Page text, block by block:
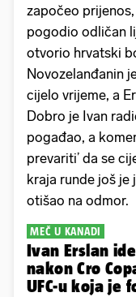
započeo
pogodio odličan
otvorio hrvatski
Novozelanđanin
cijelo vrijeme, a
Dobro je Ivan
pogađao, a
prevariti’ da se
kraja runde još
otišao na odmor.
MEČ U KANADI
Ivan Erslan
nakon Cro
UFC-u koja je